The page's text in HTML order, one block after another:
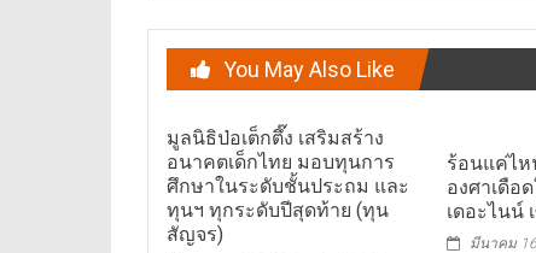
You May Also Like
มูลนิธิป่อเต็กตึ๊ง เสริมสร้าง
อนาคตเด็กไทย มอบทุนการ
ศึกษาในระดับชั้นประถม และ
ทุนฯ ทุกระดับปีสุดท้าย (ทุน
สัญจร)
ร้อนแค่ไห
องศาเดือ
เดอะไนน์
มีนาคม